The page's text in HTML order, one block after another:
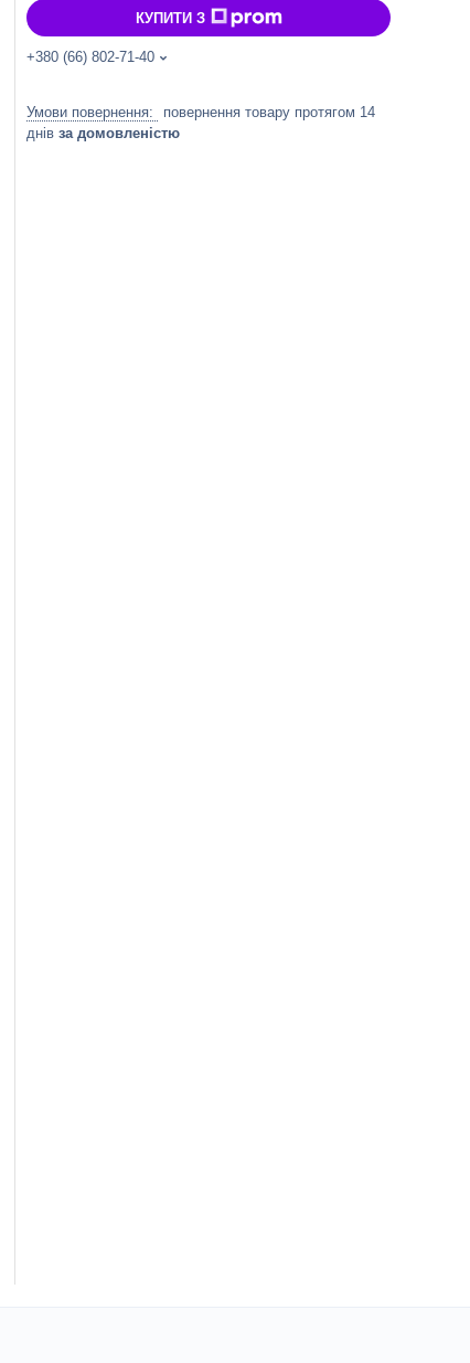
КУПИТИ З
+380 (66) 802-71-40
повернення товару протягом 14
днів за домовленістю